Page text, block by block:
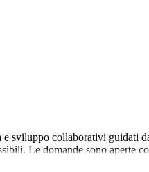
sviluppo collaborativi guidati
Le domande sono aperte